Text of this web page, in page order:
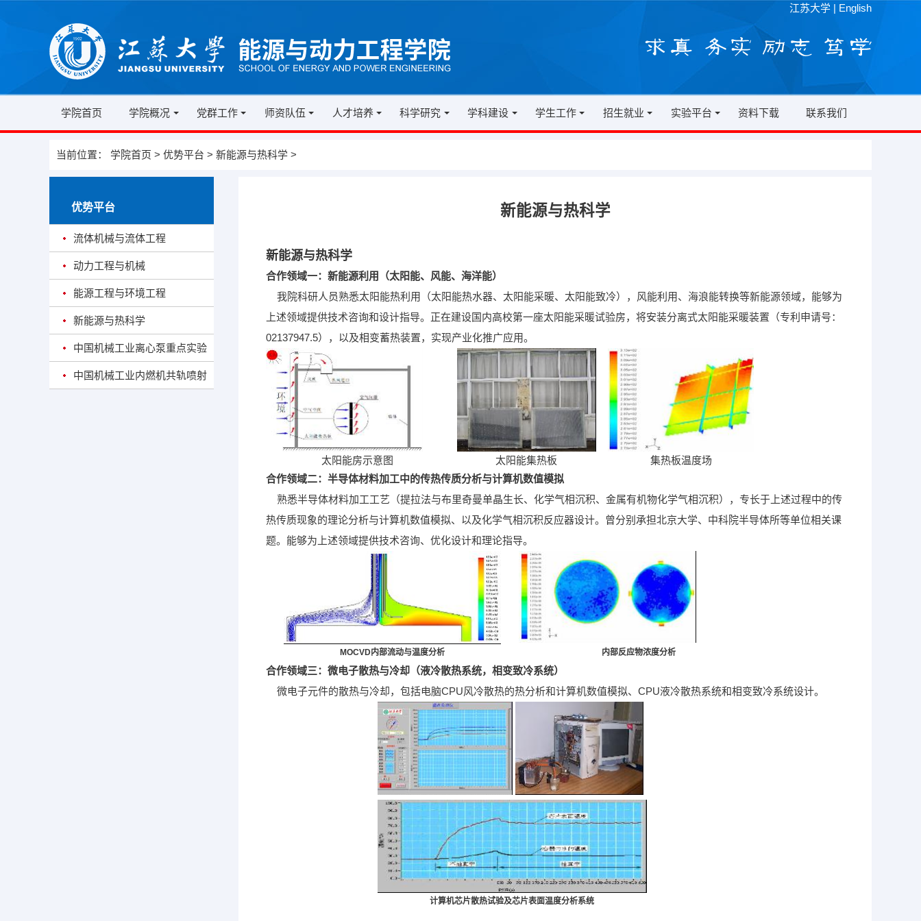
江苏大学 | English
学院首页 学院概况 党群工作 师资队伍 人才培养 科学研究 学科建设 学生工作 招生就业 实验平台 资料下载 联系我们
当前位置： 学院首页 > 优势平台 > 新能源与热科学 >
优势平台
流体机械与流体工程
动力工程与机械
能源工程与环境工程
新能源与热科学
中国机械工业离心泵重点实验
中国机械工业内燃机共轨喷射
新能源与热科学
新能源与热科学
合作领域一：新能源利用（太阳能、风能、海洋能）
我院科研人员熟悉太阳能热利用（太阳能热水器、太阳能采暖、太阳能致冷），风能利用、海浪能转换等新能源领域，能够为
上述领域提供技术咨询和设计指导。正在建设国内高校第一座太阳能采暖试验房，将安装分离式太阳能采暖装置（专利申请号：
02137947.5），以及相变蓄热装置，实现产业化推广应用。
太阳能房示意图 太阳能集热板
集热板温度场
合作领域二：半导体材料加工中的传热传质分析与计算机数值模拟
熟悉半导体材料加工工艺（提拉法与布里奇曼单晶生长、化学气相沉积、金属有机物化学气相沉积），专长于上述过程中的传
热传质现象的理论分析与计算机数值模拟、以及化学气相沉积反应器设计。曾分别承担北京大学、中科院半导体所等单位相关课
题。能够为上述领域提供技术咨询、优化设计和理论指导。
MOCVD内部流动与温度分析 内部反应物浓度分析
合作领域三：微电子散热与冷却（液冷散热系统，相变致冷系统）
微电子元件的散热与冷却，包括电脑CPU风冷散热的热分析和计算机数值模拟、CPU液冷散热系统和相变致冷系统设计。
计算机芯片散热试验及芯片表面温度分析系统